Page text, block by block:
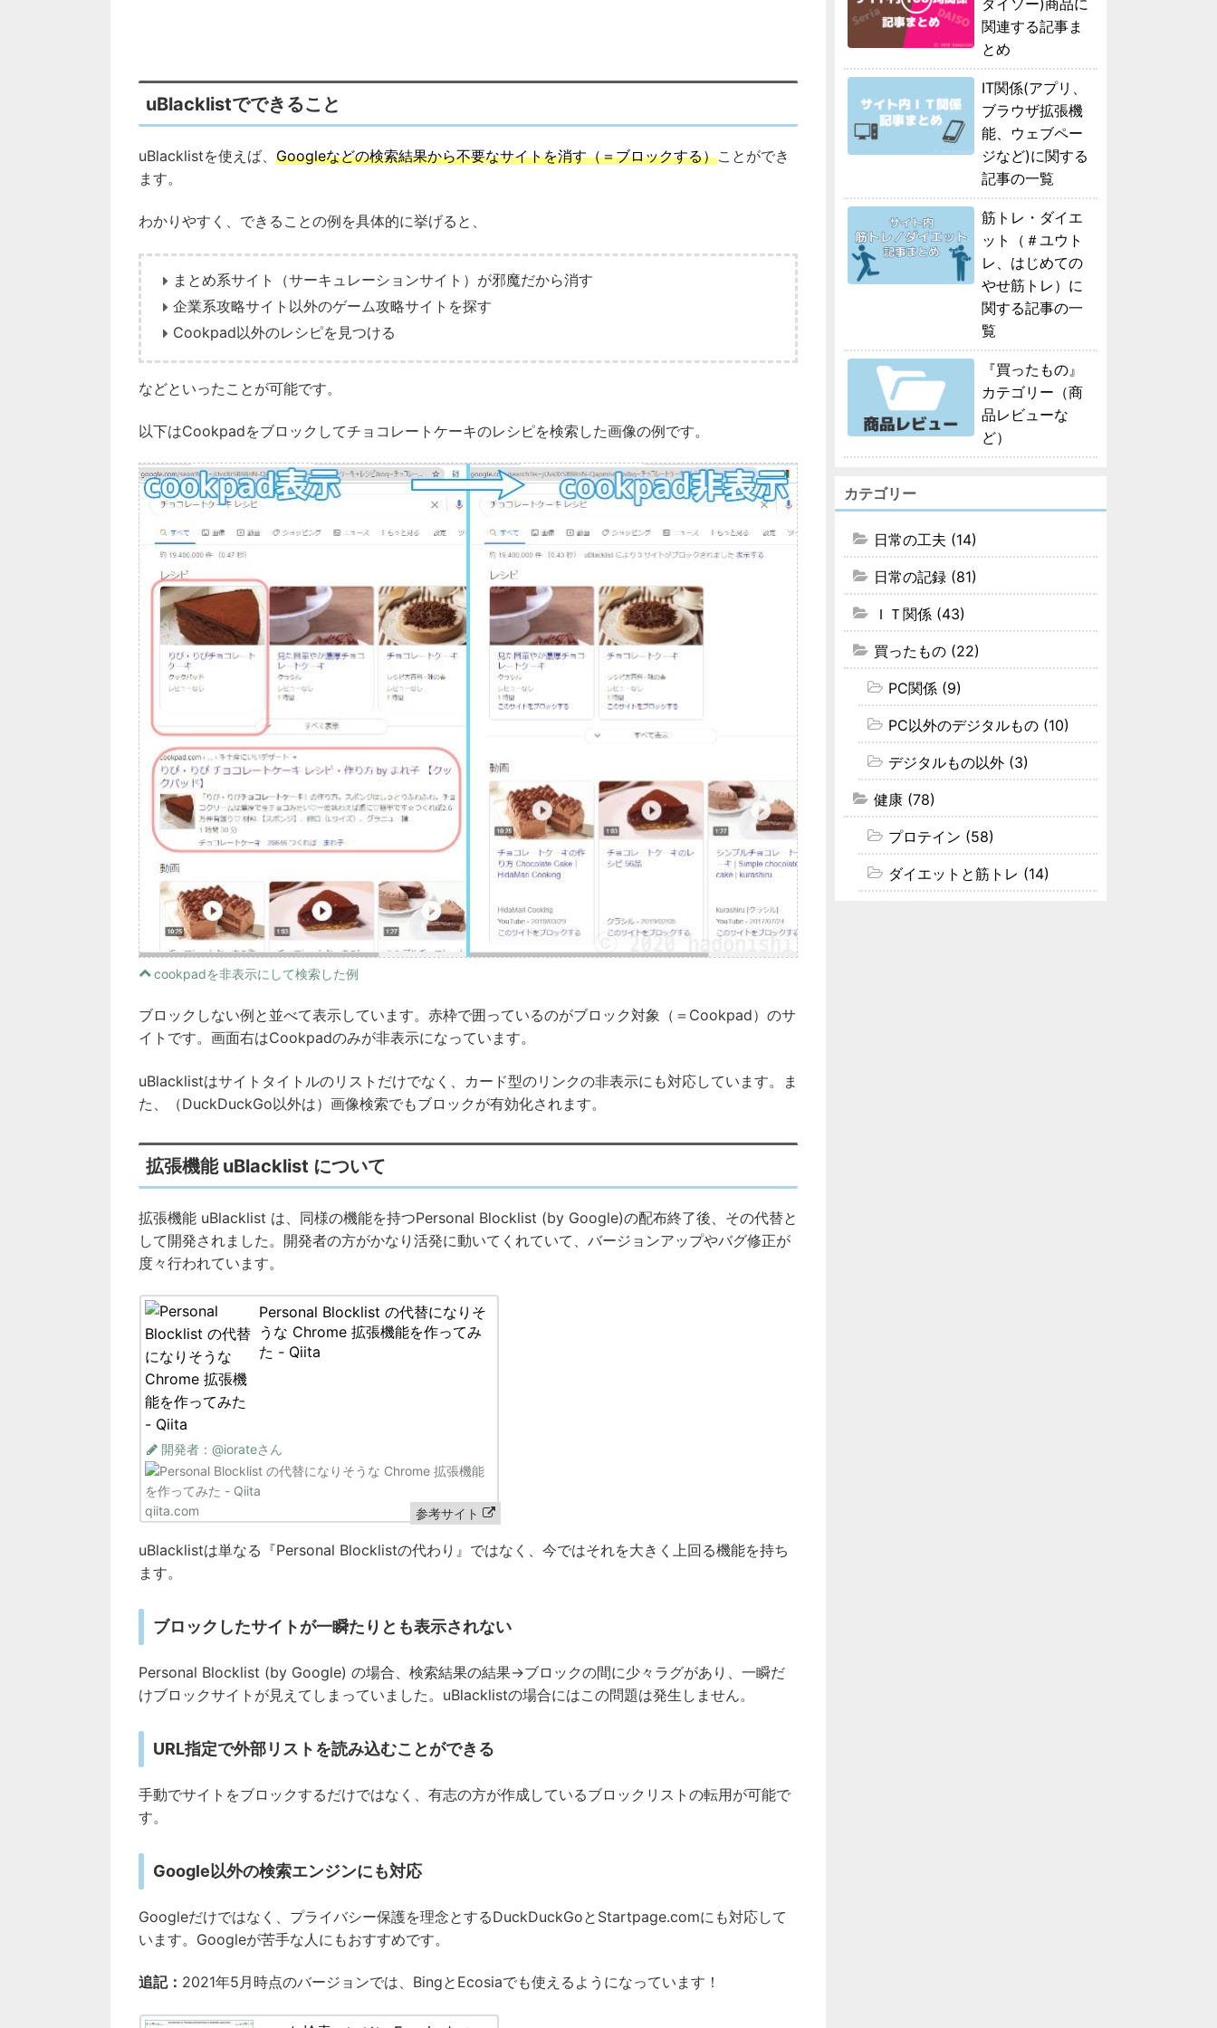
uBlacklistでできること
uBlacklistを使えば、 Googleなどの検索結果から不要なサイトを消す（＝ブロックする）ことができ
ます。
わかりやすく、できることの例を具体的に挙げると、
まとめ系サイト（サーキュレーションサイト）が邪魔だから消す
企業系攻略サイト以外のゲーム攻略サイトを探す
Cookpad以外のレシピを見つける
などといったことが可能です。
以下はCookpadをブロックしてチョコレートケーキのレシピを検索した画像の例です。
cookpadを非表示にして検索した例
ブロックしない例と並べて表示しています。赤枠で囲っているのがブロック対象（＝Cookpad）のサ
イトです。画面右はCookpadのみが非表示になっています。
uBlacklistはサイトタイトルのリストだけでなく、カード型のリンクの非表示にも対応しています。ま
た、（DuckDuckGo以外は）画像検索でもブロックが有効化されます。
拡張機能 uBlacklist について
拡張機能 uBlacklist は、同様の機能を持つPersonal Blocklist (by Google)の配布終了後、その代替と
して開発されました。開発者の方がかなり活発に動いてくれていて、バージョンアップやバグ修正が
度々行われています。
Personal Blocklist の代替になりそ
うな Chrome 拡張機能を作ってみ
た - Qiita
開発者：@iorateさん
qiita.com 参考サイト
uBlacklistは単なる『Personal Blocklistの代わり』ではなく、今ではそれを大きく上回る機能を持ち
ます。
ブロックしたサイトが一瞬たりとも表示されない
Personal Blocklist (by Google) の場合、検索結果の結果→ブロックの間に少々ラグがあり、一瞬だ
けブロックサイトが見えてしまっていました。uBlacklistの場合にはこの問題は発生しません。
URL指定で外部リストを読み込むことができる
手動でサイトをブロックするだけではなく、有志の方が作成しているブロックリストの転用が可能で
す。
Google以外の検索エンジンにも対応
Googleだけではなく、プライバシー保護を理念とするDuckDuckGoとStartpage.comにも対応して
います。Googleが苦手な人にもおすすめです。
追記： 2021年5月時点のバージョンでは、BingとEcosiaでも使えるようになっています！
関連する記事ま
とめ
IT関係(アプリ、
ブラウザ拡張機
能、ウェブペー
ジなど)に関する
記事の一覧
筋トレ・ダイエ
ット（＃ユウト
レ、はじめての
やせ筋トレ）に
関する記事の一
覧
『買ったもの』
カテゴリー（商
品レビューな
ど）
カテゴリー
日常の工夫 (14)
日常の記録 (81)
ＩＴ関係 (43)
買ったもの (22)
PC関係 (9)
PC以外のデジタルもの (10)
デジタルもの以外 (3)
健康 (78)
プロテイン (58)
ダイエットと筋トレ (14)